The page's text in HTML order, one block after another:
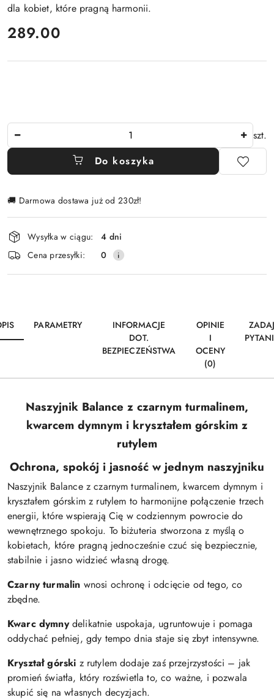
dla kobiet, które pragną harmonii.
cena:
289.00
szt.
Do koszyka
🚚 Darmowa dostawa już od 230zł!
Dostępność
i
dostawa
Wysyłka w ciągu:
4 dni
Cena przesyłki:
0
PARAMETRY
INFORMACJE
DOT.
BEZPIECZEŃSTWA
OPINIE
I
OCENY
(0)
Naszyjnik Balance z czarnym turmalinem,
kwarcem dymnym i kryształem górskim z
rutylem
Ochrona, spokój i jasność w jednym naszyjniku
Naszyjnik Balance z czarnym turmalinem, kwarcem dymnym i
kryształem górskim z rutylem to harmonijne połączenie trzech
energii, które wspierają Cię w codziennym powrocie do
wewnętrznego spokoju. To biżuteria stworzona z myślą o
kobietach, które pragną jednocześnie czuć się bezpiecznie,
stabilnie i jasno widzieć własną drogę.
Czarny turmalin wnosi ochronę i odcięcie od tego, co
zbędne.
Kwarc dymnydelikatnie uspokaja, ugruntowuje i pomaga
oddychać pełniej, gdy tempo dnia staje się zbyt intensywne.
Kryształ górski z rutylem dodaje zaś przejrzystości – jak
promień światła, który rozświetla to, co ważne, i pozwala
skupić się na własnych decyzjach.